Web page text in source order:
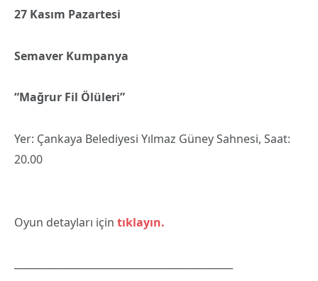
27 Kasım Pazartesi
Semaver Kumpanya
“Mağrur Fil Ölüleri”
Yer: Çankaya Belediyesi Yılmaz Güney Sahnesi, Saat:
20.00
Oyun detayları için tıklayın.